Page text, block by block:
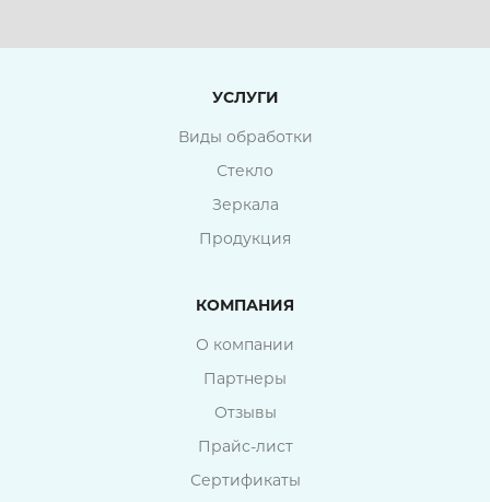
УСЛУГИ
Виды обработки
Стекло
Зеркала
Продукция
КОМПАНИЯ
О компании
Партнеры
Отзывы
Прайс-лист
Сертификаты